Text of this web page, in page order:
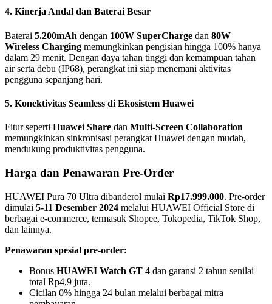
4. Kinerja Andal dan Baterai Besar
Baterai 5.200mAh dengan 100W SuperCharge dan 80W
Wireless Charging memungkinkan pengisian hingga 100% hanya
dalam 29 menit. Dengan daya tahan tinggi dan kemampuan tahan
air serta debu (IP68), perangkat ini siap menemani aktivitas
pengguna sepanjang hari.
5. Konektivitas Seamless di Ekosistem Huawei
Fitur seperti Huawei Share dan Multi-Screen Collaboration
memungkinkan sinkronisasi perangkat Huawei dengan mudah,
mendukung produktivitas pengguna.
Harga dan Penawaran Pre-Order
HUAWEI Pura 70 Ultra dibanderol mulai Rp17.999.000. Pre-order
dimulai 5-11 Desember 2024 melalui HUAWEI Official Store di
berbagai e-commerce, termasuk Shopee, Tokopedia, TikTok Shop,
dan lainnya.
Penawaran spesial pre-order:
Bonus HUAWEI Watch GT 4 dan garansi 2 tahun senilai
total Rp4,9 juta.
Cicilan 0% hingga 24 bulan melalui berbagai mitra